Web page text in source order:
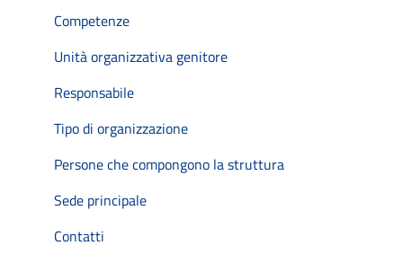
Competenze
Unità organizzativa genitore
Responsabile
Tipo di organizzazione
Persone che compongono la struttura
Sede principale
Contatti